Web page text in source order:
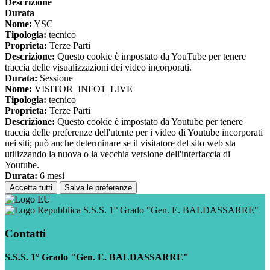
Descrizione
Durata
Nome: YSC
Tipologia: tecnico
Proprieta: Terze Parti
Descrizione: Questo cookie è impostato da YouTube per tenere
traccia delle visualizzazioni dei video incorporati.
Durata: Sessione
Nome: VISITOR_INFO1_LIVE
Tipologia: tecnico
Proprieta: Terze Parti
Descrizione: Questo cookie è impostato da Youtube per tenere
traccia delle preferenze dell'utente per i video di Youtube incorporati
nei siti; può anche determinare se il visitatore del sito web sta
utilizzando la nuova o la vecchia versione dell'interfaccia di
Youtube.
Durata: 6 mesi
Accetta tutti Salva le preferenze
S.S.S. 1° Grado "Gen. E. BALDASSARRE"
Contatti
S.S.S. 1° Grado "Gen. E. BALDASSARRE"